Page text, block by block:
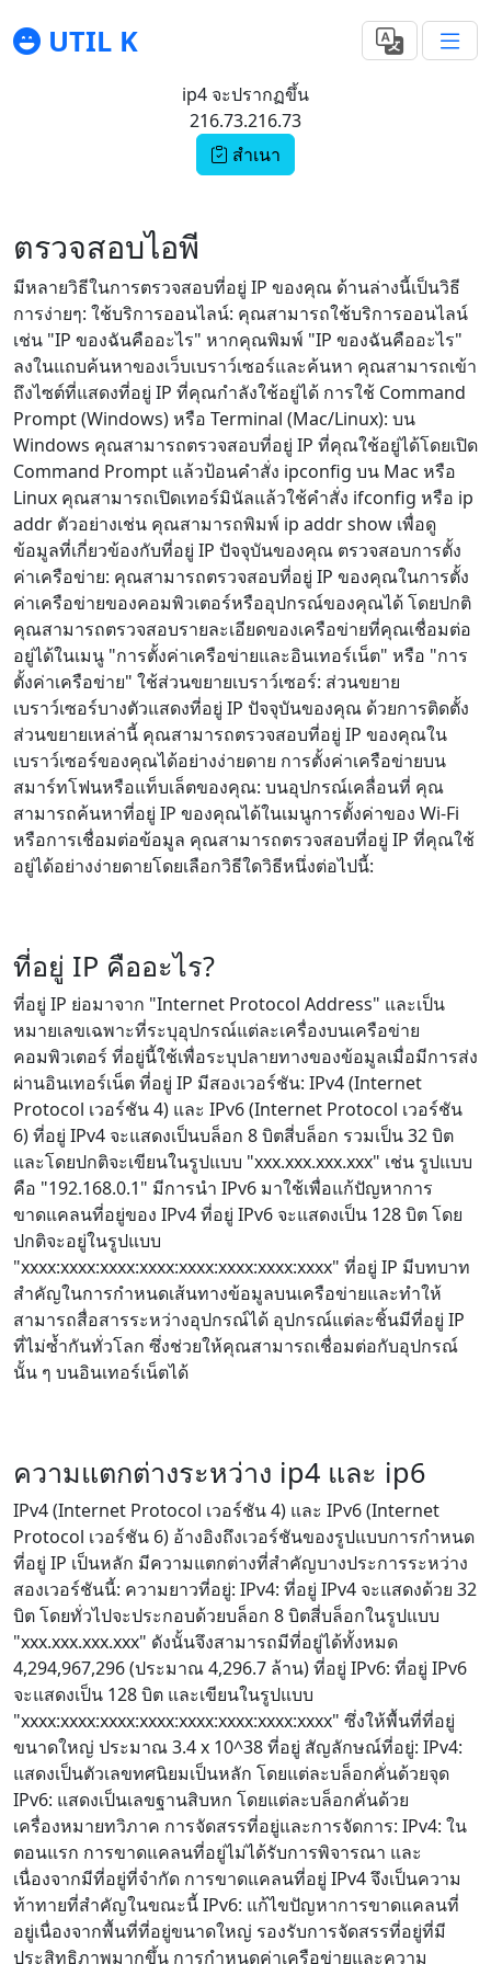
UTIL K
ip4 จะปรากฏขึ้น
216.73.216.73
สำเนา
ตรวจสอบไอพี
มีหลายวิธีในการตรวจสอบที่อยู่ IP ของคุณ ด้านล่างนี้เป็นวิธี
การง่ายๆ: ใช้บริการออนไลน์: คุณสามารถใช้บริการออนไลน์
เช่น "IP ของฉันคืออะไร" หากคุณพิมพ์ "IP ของฉันคืออะไร"
ลงในแถบค้นหาของเว็บเบราว์เซอร์และค้นหา คุณสามารถเข้า
ถึงไซต์ที่แสดงที่อยู่ IP ที่คุณกำลังใช้อยู่ได้ การใช้ Command
Prompt (Windows) หรือ Terminal (Mac/Linux): บน
Windows คุณสามารถตรวจสอบที่อยู่ IP ที่คุณใช้อยู่ได้โดยเปิด
Command Prompt แล้วป้อนคำสั่ง ipconfig บน Mac หรือ
Linux คุณสามารถเปิดเทอร์มินัลแล้วใช้คำสั่ง ifconfig หรือ ip
addr ตัวอย่างเช่น คุณสามารถพิมพ์ ip addr show เพื่อดู
ข้อมูลที่เกี่ยวข้องกับที่อยู่ IP ปัจจุบันของคุณ ตรวจสอบการตั้ง
ค่าเครือข่าย: คุณสามารถตรวจสอบที่อยู่ IP ของคุณในการตั้ง
ค่าเครือข่ายของคอมพิวเตอร์หรืออุปกรณ์ของคุณได้ โดยปกติ
คุณสามารถตรวจสอบรายละเอียดของเครือข่ายที่คุณเชื่อมต่อ
อยู่ได้ในเมนู "การตั้งค่าเครือข่ายและอินเทอร์เน็ต" หรือ "การ
ตั้งค่าเครือข่าย" ใช้ส่วนขยายเบราว์เซอร์: ส่วนขยาย
เบราว์เซอร์บางตัวแสดงที่อยู่ IP ปัจจุบันของคุณ ด้วยการติดตั้ง
ส่วนขยายเหล่านี้ คุณสามารถตรวจสอบที่อยู่ IP ของคุณใน
เบราว์เซอร์ของคุณได้อย่างง่ายดาย การตั้งค่าเครือข่ายบน
สมาร์ทโฟนหรือแท็บเล็ตของคุณ: บนอุปกรณ์เคลื่อนที่ คุณ
สามารถค้นหาที่อยู่ IP ของคุณได้ในเมนูการตั้งค่าของ Wi-Fi
หรือการเชื่อมต่อข้อมูล คุณสามารถตรวจสอบที่อยู่ IP ที่คุณใช้
อยู่ได้อย่างง่ายดายโดยเลือกวิธีใดวิธีหนึ่งต่อไปนี้:
ที่อยู่ IP คืออะไร?
ที่อยู่ IP ย่อมาจาก "Internet Protocol Address" และเป็น
หมายเลขเฉพาะที่ระบุอุปกรณ์แต่ละเครื่องบนเครือข่าย
คอมพิวเตอร์ ที่อยู่นี้ใช้เพื่อระบุปลายทางของข้อมูลเมื่อมีการส่ง
ผ่านอินเทอร์เน็ต ที่อยู่ IP มีสองเวอร์ชัน: IPv4 (Internet
Protocol เวอร์ชัน 4) และ IPv6 (Internet Protocol เวอร์ชัน
6) ที่อยู่ IPv4 จะแสดงเป็นบล็อก 8 บิตสี่บล็อก รวมเป็น 32 บิต
และโดยปกติจะเขียนในรูปแบบ "xxx.xxx.xxx.xxx" เช่น รูปแบบ
คือ "192.168.0.1" มีการนำ IPv6 มาใช้เพื่อแก้ปัญหาการ
ขาดแคลนที่อยู่ของ IPv4 ที่อยู่ IPv6 จะแสดงเป็น 128 บิต โดย
ปกติจะอยู่ในรูปแบบ
"xxxx:xxxx:xxxx:xxxx:xxxx:xxxx:xxxx:xxxx" ที่อยู่ IP มีบทบาท
สำคัญในการกำหนดเส้นทางข้อมูลบนเครือข่ายและทำให้
สามารถสื่อสารระหว่างอุปกรณ์ได้ อุปกรณ์แต่ละชิ้นมีที่อยู่ IP
ที่ไม่ซ้ำกันทั่วโลก ซึ่งช่วยให้คุณสามารถเชื่อมต่อกับอุปกรณ์
นั้น ๆ บนอินเทอร์เน็ตได้
ความแตกต่างระหว่าง ip4 และ ip6
IPv4 (Internet Protocol เวอร์ชัน 4) และ IPv6 (Internet
Protocol เวอร์ชัน 6) อ้างอิงถึงเวอร์ชันของรูปแบบการกำหนด
ที่อยู่ IP เป็นหลัก มีความแตกต่างที่สำคัญบางประการระหว่าง
สองเวอร์ชันนี้: ความยาวที่อยู่: IPv4: ที่อยู่ IPv4 จะแสดงด้วย 32
บิต โดยทั่วไปจะประกอบด้วยบล็อก 8 บิตสี่บล็อกในรูปแบบ
"xxx.xxx.xxx.xxx" ดังนั้นจึงสามารถมีที่อยู่ได้ทั้งหมด
4,294,967,296 (ประมาณ 4,296.7 ล้าน) ที่อยู่ IPv6: ที่อยู่ IPv6
จะแสดงเป็น 128 บิต และเขียนในรูปแบบ
"xxxx:xxxx:xxxx:xxxx:xxxx:xxxx:xxxx:xxxx" ซึ่งให้พื้นที่ที่อยู่
ขนาดใหญ่ ประมาณ 3.4 x 10^38 ที่อยู่ สัญลักษณ์ที่อยู่: IPv4:
แสดงเป็นตัวเลขทศนิยมเป็นหลัก โดยแต่ละบล็อกคั่นด้วยจุด
IPv6: แสดงเป็นเลขฐานสิบหก โดยแต่ละบล็อกคั่นด้วย
เครื่องหมายทวิภาค การจัดสรรที่อยู่และการจัดการ: IPv4: ใน
ตอนแรก การขาดแคลนที่อยู่ไม่ได้รับการพิจารณา และ
เนื่องจากมีที่อยู่ที่จำกัด การขาดแคลนที่อยู่ IPv4 จึงเป็นความ
ท้าทายที่สำคัญในขณะนี้ IPv6: แก้ไขปัญหาการขาดแคลนที่
อยู่เนื่องจากพื้นที่ที่อยู่ขนาดใหญ่ รองรับการจัดสรรที่อยู่ที่มี
ประสิทธิภาพมากขึ้น การกำหนดค่าเครือข่ายและความ